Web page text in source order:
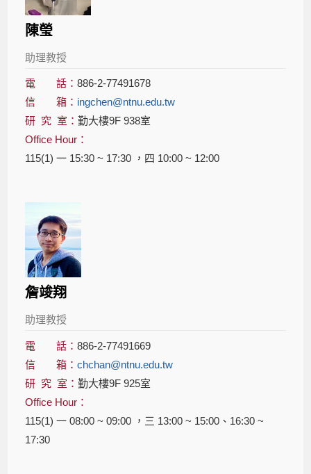
陳瑩
助理教授
電 話：886-2-77491678
信 箱： ingchen@ntnu.edu.tw
研 究 室：勤大樓9F 938室
Office Hour：
115(1) 一 15:30 ~ 17:30 ，四 10:00 ~ 12:00
詹竣翔
助理教授
電 話：886-2-77491669
信 箱：chchan@ntnu.edu.tw
研 究 室：勤大樓9F 925室
Office Hour：
115(1) 一 08:00 ~ 09:00 ，三 13:00 ~ 15:00、16:30 ~
17:30